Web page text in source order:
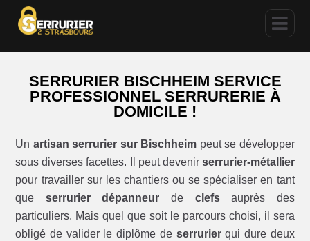
SERRURIER BISCHHEIM SERVICE
PROFESSIONNEL SERRURERIE À
DOMICILE !
Un artisan serrurier sur Bischheim peut se développer
sous diverses facettes. Il peut devenir serrurier-métallier
pour travailler sur les chantiers ou se spécialiser en tant
que serrurier dépanneur de clefsauprès des
particuliers. Mais quel que soit le parcours choisi, il sera
obligé de valider le diplôme de serrurierqui dure deux